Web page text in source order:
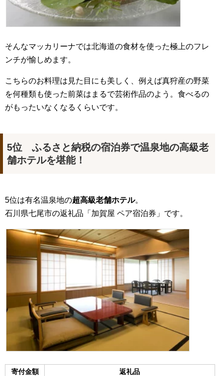
そんなマッカリーナでは北海道の食材を使った極上のフレ
ンチが愉しめます。
こちらのお料理は見た目にも美しく、例えば真狩産の野菜
を何種類も使った前菜はまるで芸術作品のよう。食べるの
がもったいなくなるくらいです。
5位 ふるさと納税の宿泊券で温泉地の高級老
舗ホテルを堪能！
5位は有名温泉地の超高級老舗ホテル。
石川県七尾市の返礼品「加賀屋 ペア宿泊券」です。
寄付金額
返礼品